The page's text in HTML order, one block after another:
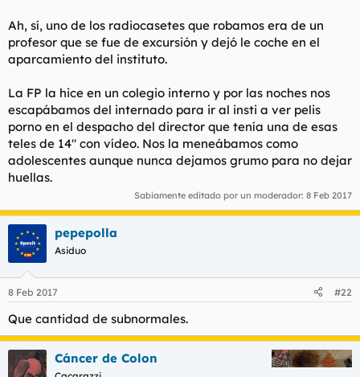
Ah, sí, uno de los radiocasetes que robamos era de un
profesor que se fue de excursión y dejó le coche en el
aparcamiento del instituto.
La FP la hice en un colegio interno y por las noches nos
escapábamos del internado para ir al insti a ver pelis
porno en el despacho del director que tenía una de esas
teles de 14" con vídeo. Nos la meneábamos como
adolescentes aunque nunca dejamos grumo para no dejar
huellas.
Sabiamente editado por un moderador: 8 Feb 2017
pepepolla
Asiduo
8 Feb 2017 #22
Que cantidad de subnormales.
Cáncer de Colon